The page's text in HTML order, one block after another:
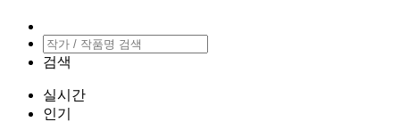
검색
실시간
인기